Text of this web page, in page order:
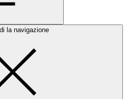
la navigazione